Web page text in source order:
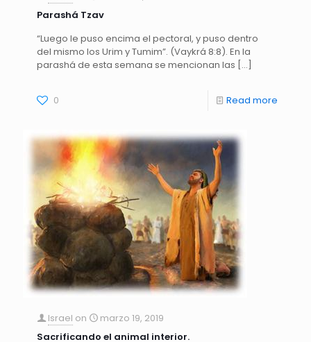
Parashá Tzav
“Luego le puso encima el pectoral, y puso dentro
del mismo los Urim y Tumim”. (Vaykrá 8:8). En la
parashá de esta semana se mencionan las […]
0 Read more
Israel on
marzo 19, 2019
Sacrificando el animal interior.